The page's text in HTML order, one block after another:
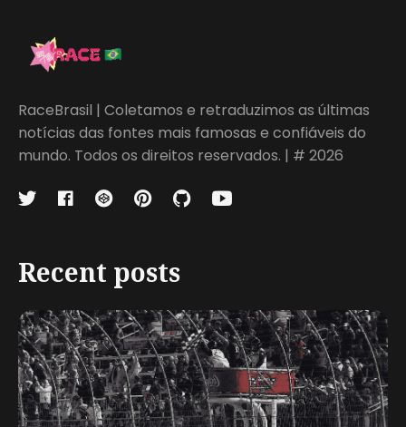
RaceBrasil | Coletamos e retraduzimos as últimas
notícias das fontes mais famosas e confiáveis do
mundo. Todos os direitos reservados. | # 2026
Recent posts